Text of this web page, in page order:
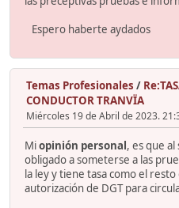
Espero haberte aydados
Temas Profesionales /
CONDUCTOR TRANVÏA
Miércoles 19 de Abril de 2023.
Miopinión personal, es que
obligado a someterse a las
la ley y tiene tasa como el
autorización de DGT para